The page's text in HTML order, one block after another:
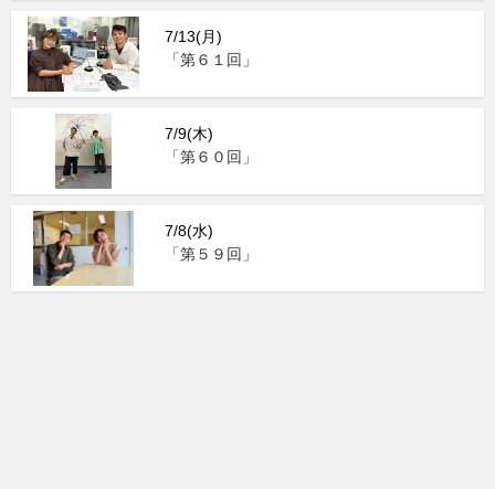
7/13(月)
「第６１回」
7/9(木)
「第６０回」
7/8(水)
「第５９回」